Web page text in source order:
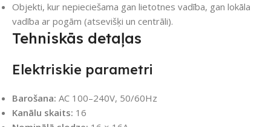
Objekti, kur nepieciešama gan lietotnes vadība, gan lokāla
vadība ar pogām (atsevišķi un centrāli).
Tehniskās detaļas
Elektriskie parametri
Barošana: AC 100–240V, 50/60Hz
Kanālu skaits: 16